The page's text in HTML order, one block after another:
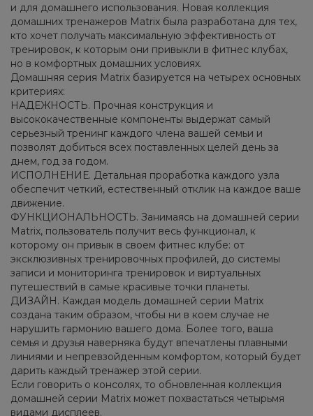
и для домашнего использования. Новая коллекция
домашних тренажеров Matrix была разработана для тех,
кто хочет получать максимальную эффективность от
тренировок, к которым они привыкли в фитнес клубах,
но в комфортных домашних условиях.
Домашняя серия Matrix базируется на четырех основных
критериях:
НАДЕЖНОСТЬ. Прочная конструкция и
высококачественные компоненты выдержат самый
серьезный тренинг каждого члена вашей семьи и
позволят добиться всех поставленных целей день за
днем, год за годом.
ИСПОЛНЕНИЕ. Детальная проработка каждого узла
обеспечит четкий, естественный отклик на каждое ваше
движение.
ФУНКЦИОНАЛЬНОСТЬ. Занимаясь на домашней серии
Matrix, пользователь получит весь функционал, к
которому он привык в своем фитнес клубе: от
эксклюзивных тренировочных профилей, до системы
записи и мониторинга тренировок и виртуальных
путешествий в самые красивые точки планеты.
ДИЗАЙН. Каждая модель домашней серии Matrix
создана таким образом, чтобы ни в коем случае не
нарушить гармонию вашего дома. Более того, ваша
семья и друзья наверняка будут впечатлены плавными
линиями и непревзойденным комфортом, который будет
дарить каждый тренажер этой серии.
Если говорить о консолях, то обновленная коллекция
домашней серии Matrix может похвастаться четырьмя
видами дисплеев.